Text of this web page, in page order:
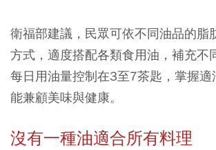
衛福部建議，民眾可依不同油品的脂
方式，適度搭配各類食用油，補充不
每日用油量控制在3至7茶匙，掌握
能兼顧美味與健康。
沒有一種油適合所有料理